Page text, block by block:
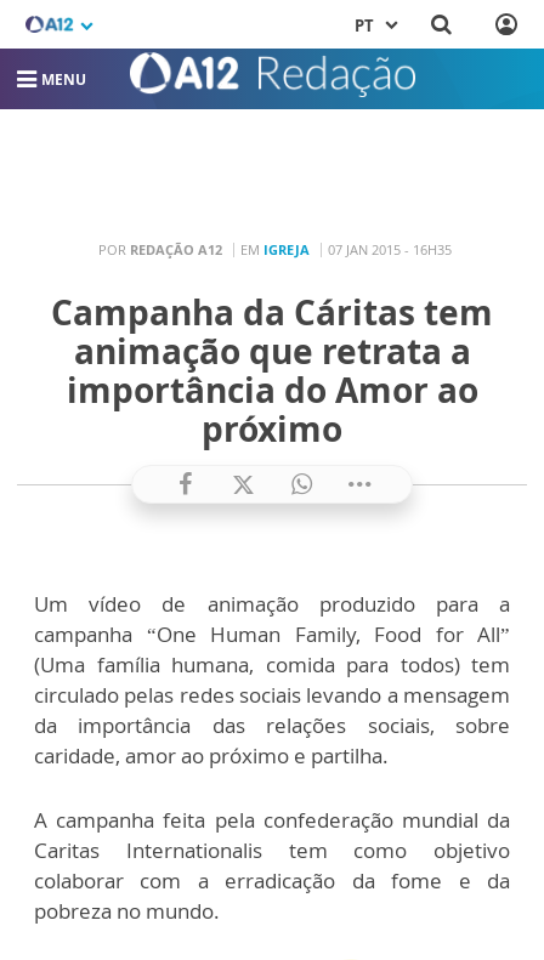
PT
MENU
POR REDAÇÃO A12 EM IGREJA 07 JAN 2015 - 16H35
Campanha da Cáritas tem
animação que retrata a
importância do Amor ao
próximo
Um vídeo de animação produzido para a
campanha “One Human Family, Food for All”
(Uma família humana, comida para todos) tem
circulado pelas redes sociais levando a mensagem
da importância das relações sociais, sobre
caridade, amor ao próximo e partilha.
A campanha feita pela confederação mundial da
Caritas Internationalis tem como objetivo
colaborar com a erradicação da fome e da
pobreza no mundo.